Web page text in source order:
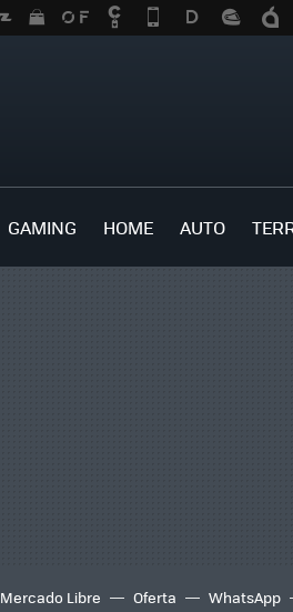
GAMING HOME AUTO
Mercado Libre Oferta WhatsApp